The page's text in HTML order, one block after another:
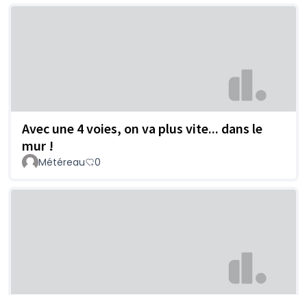
Avec une 4 voies, on va plus vite... dans le
mur !
Météreau 0